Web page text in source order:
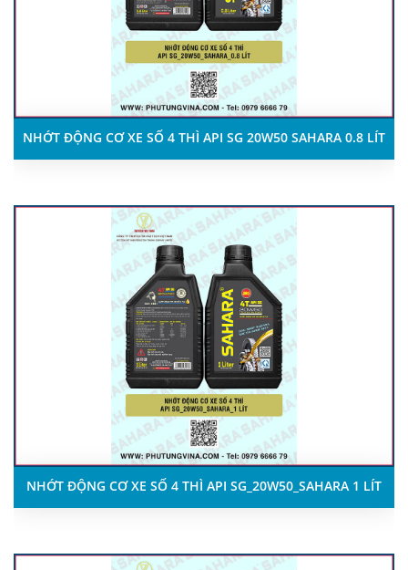
NHỚT ĐỘNG CƠ XE SỐ 4 THÌ API SG 20W50 SAHARA 0.8 LÍT
NHỚT ĐỘNG CƠ XE SỐ 4 THÌ API SG_20W50_SAHARA 1 LÍT